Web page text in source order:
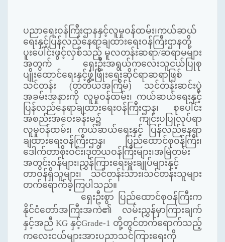
ပညာရေးဝန်ကြီးဌာနနှင့်လူမှုဝန်ထမ်း၊ကယ်ဆယ်
ရေးနှင့်ပြန်လည်နေရာချထားရေးဝန်ကြီးဌာနတို့
ပူးပေါင်းဖွင့်လှစ်သည့် မူလတန်းဆရာ/ဆရာမများ
အတွက် ရှေးဦးအရွယ်ကလေးသူငယ်ပြုစု
ပျိုးထောင်ရေးနှင့်ဖွံ့ဖြိုးရေးဆိုင်ရာဆရာဖြစ်
သင်တန်း (တတိယအကြိမ်) သင်တန်းဆင်းပွဲ
အခမ်းအနားကို လူမှုဝန်ထမ်း၊ ကယ်ဆယ်ရေးနှင့်
ပြန်လည်နေရာချထားရေးဝန်ကြီးဌာန၊ စုပေါင်း
အစည်းအဝေးခန်းမ၌ ကျင်းပပြုလုပ်ရာ
လူမှုဝန်ထမ်း၊ ကယ်ဆယ်ရေးနှင့် ပြန်လည်နေရာ
ချထားရေးဝန်ကြီးဌာန၊ ပြည်ထောင်စုဝန်ကြီး၊
ဒေါက်တာစိုးဝင်း၊ဒုတိယဝန်ကြီးများ၊အမြဲတမ်း
အတွင်းဝန်များ၊ညွှန်ကြားရေးမှူးချုပ်များနှင့်
တာဝန်ရှိသူများ၊ သင်တန်းသား၊သင်တန်းသူများ
တက်ရောက်ခဲ့ကြပါသည်။
ရှေးဦးစွာ ပြည်ထောင်စုဝန်ကြီးက
နိုင်ငံတော်အကြီးအကဲ၏ လမ်းညွှန်မှာကြားချက်
နှင့်အညီ KG နှင့်Grade-1 တို့တွင်တက်ရောက်သည့်
ကလေးငယ်များအားပညာသင်ကြားရေးကို